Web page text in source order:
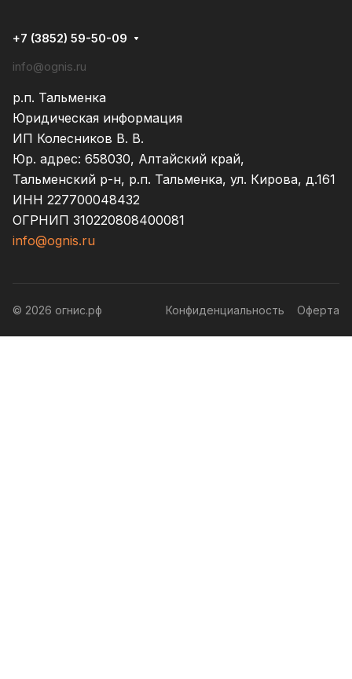
+7 (3852) 59-50-09
info@ognis.ru
р.п. Тальменка
Юридическая информация
ИП Колесников В. В.
Юр. адрес: 658030, Алтайский край,
Тальменский р-н, р.п. Тальменка, ул. Кирова, д.161
ИНН 227700048432
ОГРНИП 310220808400081
info@ognis.ru
© 2026 огнис.рф Конфиденциальность Оферта